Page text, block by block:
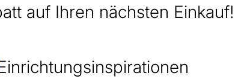
auf Ihren nächsten Einkauf!